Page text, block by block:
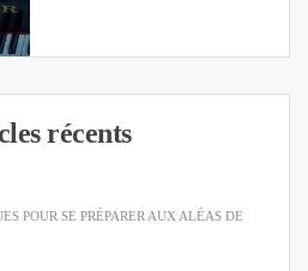
récents
POUR SE PRÉPARER AUX ALÉAS DE